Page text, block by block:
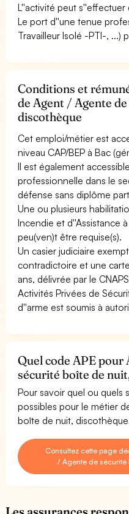
L''activité peut
Le port d''une tenue
Travailleur Isolé -PTI-, ...)
Conditions et
de Agent / Agente
discothèque
Cet emploi/métier est
niveau CAP/BEP à Bac
Il est également
professionnelle dans le
défense sans diplôme
Une ou plusieurs
Incendie et d''Assistance
peu(ven)t être requise(s).
Un casier judiciaire
contradictoire et une
ans, délivrée par le
Activités Privées de
d''arme est soumis à
Quel code APE pour
sécurité boîte de
Pour savoir quel ou quels
possibles pour le métier
boîte de nuit,
Consultez cette page
/ Agente de